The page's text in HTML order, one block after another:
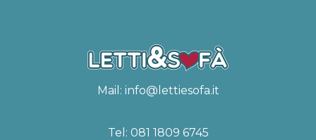
Mail: info@lettiesofa.it
Tel: 081 1809 6745